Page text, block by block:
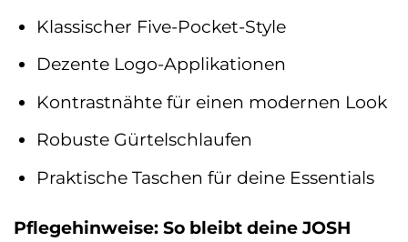
Klassischer Five-Pocket-Style
Dezente Logo-Applikationen
Kontrastnähte für einen modernen Look
Robuste Gürtelschlaufen
Praktische Taschen für deine Essentials
Pflegehinweise: So bleibt deine JOSH